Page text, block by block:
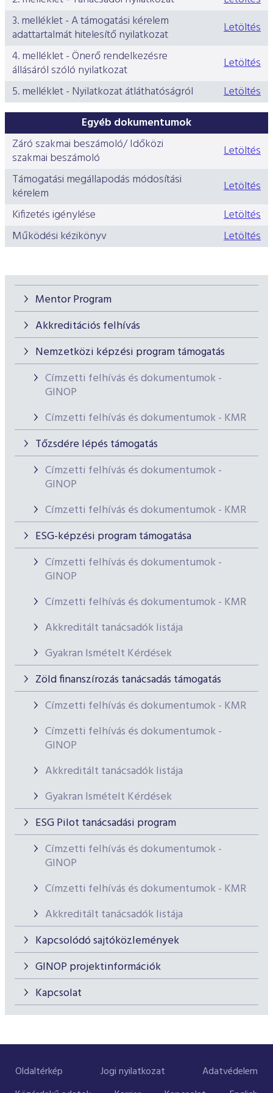
ESG Útmutató
Mentor Program
Akkreditációs felhívás
Nemzetközi képzési program támogatás
Címzetti felhívás és dokumentumok -
GINOP
Címzetti felhívás és dokumentumok - KMR
Tőzsdére lépés támogatás
Címzetti felhívás és dokumentumok -
GINOP
Címzetti felhívás és dokumentumok - KMR
ESG-képzési program támogatása
Címzetti felhívás és dokumentumok -
GINOP
Címzetti felhívás és dokumentumok - KMR
Akkreditált tanácsadók listája
Gyakran Ismételt Kérdések
Zöld finanszírozás tanácsadás támogatás
Címzetti felhívás és dokumentumok - KMR
Címzetti felhívás és dokumentumok -
GINOP
Akkreditált tanácsadók listája
Gyakran Ismételt Kérdések
ESG Pilot tanácsadási program
Címzetti felhívás és dokumentumok -
GINOP
Címzetti felhívás és dokumentumok - KMR
Akkreditált tanácsadók listája
Kapcsolódó sajtóközlemények
GINOP projektinformációk
Kapcsolat
3. melléklet - A támogatási kérelem
adattartalmát hitelesítő nyilatkozat
Letöltés
4. melléklet - Önerő rendelkezésre
állásáról szóló nyilatkozat
Letöltés
5. melléklet - Nyilatkozat átláthatóságról
Letöltés
Egyéb dokumentumok
Záró szakmai beszámoló/ Időközi
szakmai beszámoló
Letöltés
Támogatási megállapodás módosítási
kérelem
Letöltés
Kifizetés igénylése
Letöltés
Működési kézikönyv
Letöltés
Oldaltérkép Jogi nyilatkozat
Adatvédelem